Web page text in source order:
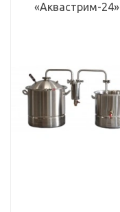
«Аквастрим-24»